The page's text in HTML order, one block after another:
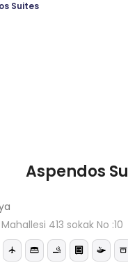
Aspendos
413 sokak No :10